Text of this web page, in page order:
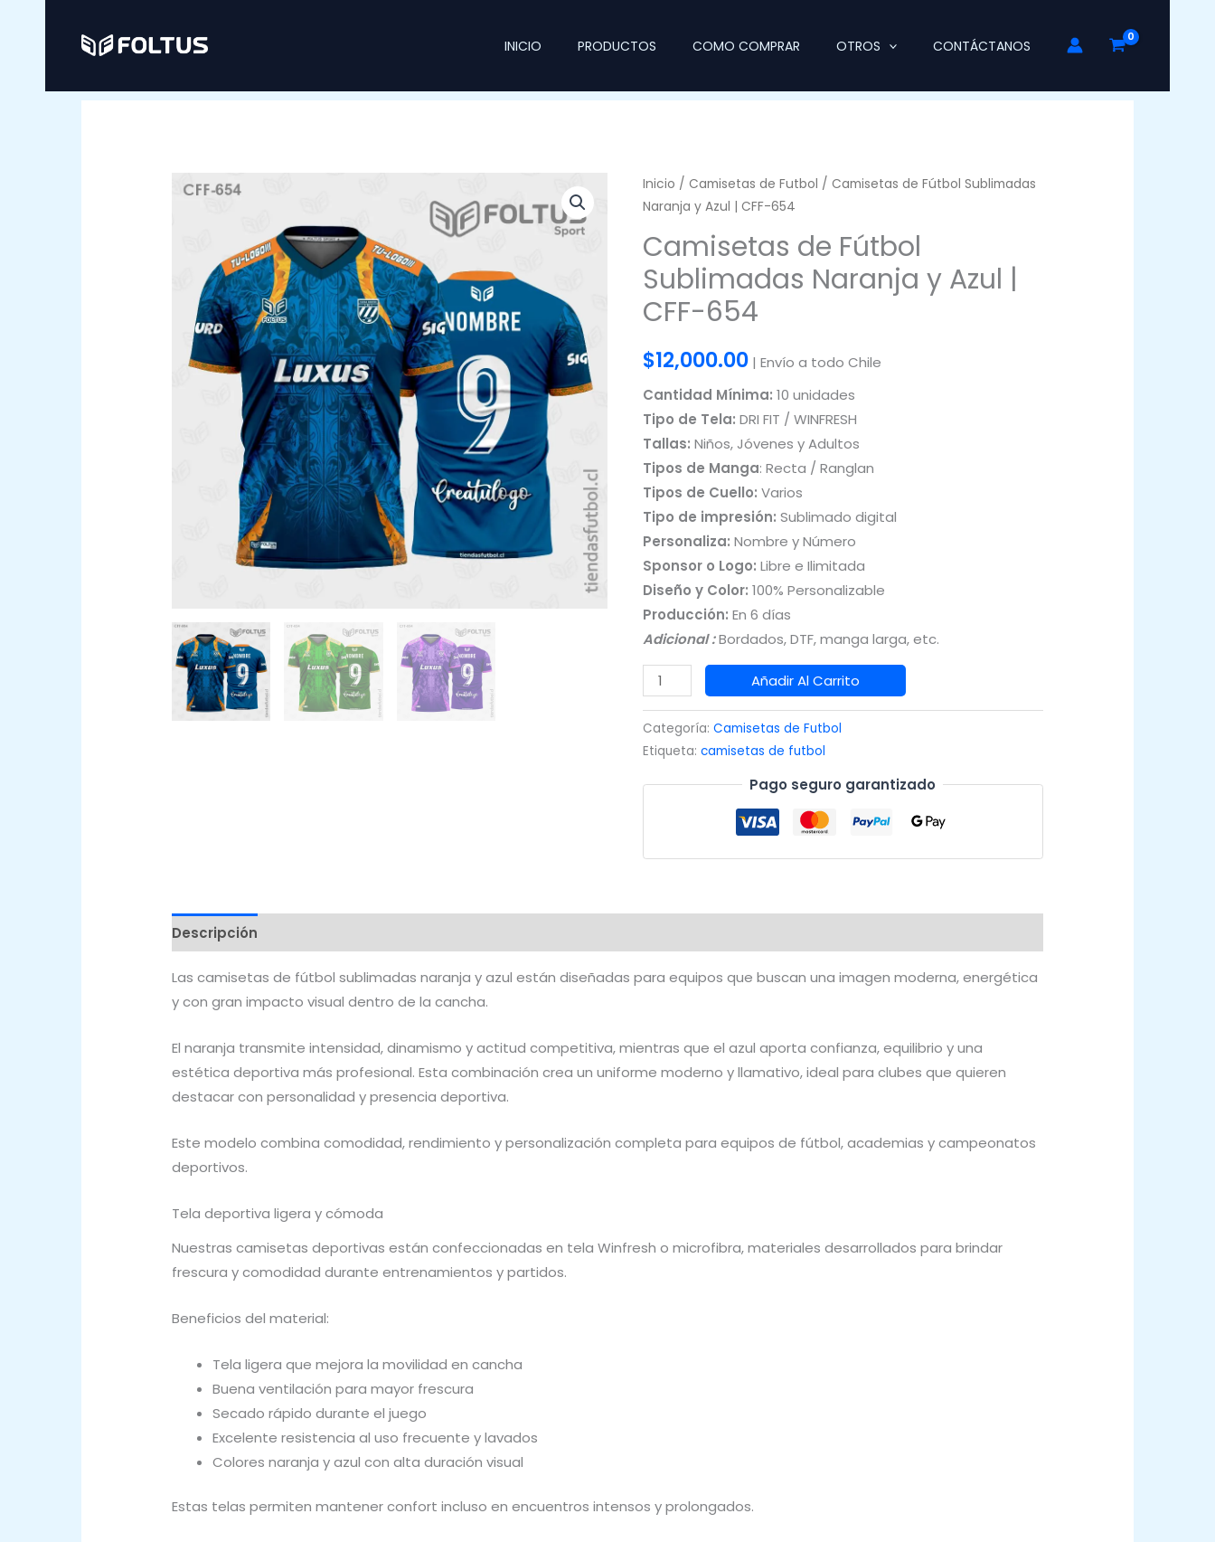
contenido
INICIO PRODUCTOS COMO COMPRAR OTROS CONTÁCTANOS
Inicio / Camisetas de Futbol / Camisetas de Fútbol Sublimadas
Naranja y Azul | CFF-654
Camisetas de Fútbol
Sublimadas Naranja y Azul |
CFF-654
$12,000.00 | Envío a todo Chile
Cantidad Mínima: 10 unidades
Tipo de Tela: DRI FIT / WINFRESH
Tallas: Niños, Jóvenes y Adultos
Tipos de Manga: Recta / Ranglan
Tipos de Cuello: Varios
Tipo de impresión: Sublimado digital
Personaliza: Nombre y Número
Sponsor o Logo: Libre e Ilimitada
Diseño y Color: 100% Personalizable
Producción: En 6 días
Adicional :Bordados, DTF, manga larga, etc.
Camisetas
de
Fútbol
Sublimadas
Añadir Al Carrito
Categoría: Camisetas de Futbol
Etiqueta: camisetas de futbol
Pago seguro garantizado
Descripción
Las camisetas de fútbol sublimadas naranja y azul están diseñadas para equipos que buscan una imagen moderna, energética
y con gran impacto visual dentro de la cancha.
El naranja transmite intensidad, dinamismo y actitud competitiva, mientras que el azul aporta confianza, equilibrio y una
estética deportiva más profesional. Esta combinación crea un uniforme moderno y llamativo, ideal para clubes que quieren
destacar con personalidad y presencia deportiva.
Este modelo combina comodidad, rendimiento y personalización completa para equipos de fútbol, academias y campeonatos
deportivos.
Tela deportiva ligera y cómoda
Nuestras camisetas deportivas están confeccionadas en tela Winfresh o microfibra, materiales desarrollados para brindar
frescura y comodidad durante entrenamientos y partidos.
Beneficios del material:
Tela ligera que mejora la movilidad en cancha
Buena ventilación para mayor frescura
Secado rápido durante el juego
Excelente resistencia al uso frecuente y lavados
Colores naranja y azul con alta duración visual
Estas telas permiten mantener confort incluso en encuentros intensos y prolongados.